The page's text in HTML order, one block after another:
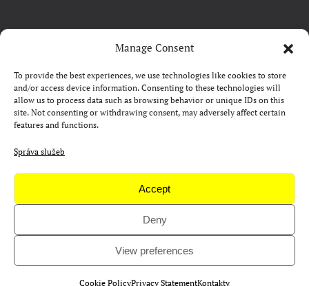
Manage Consent
To provide the best experiences, we use technologies like cookies to store
and/or access device information. Consenting to these technologies will
allow us to process data such as browsing behavior or unique IDs on this
site. Not consenting or withdrawing consent, may adversely affect certain
features and functions.
Správa služeb
Accept
Deny
View preferences
Cookie PolicyPrivacy StatementKontakty
RYCHLÉ ODKAZY
Watch&Know
Kontakty
FAQ
Camp 4Science
Materiály pro média
Copyright © AFO 2000-2026 | web